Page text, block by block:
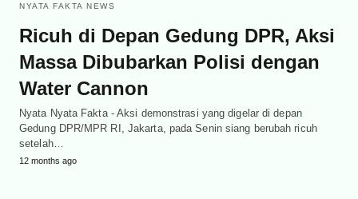
NYATA FAKTA NEWS
Ricuh di Depan Gedung DPR, Aksi
Massa Dibubarkan Polisi dengan
Water Cannon
Nyata Nyata Fakta - Aksi demonstrasi yang digelar di depan
Gedung DPR/MPR RI, Jakarta, pada Senin siang berubah ricuh
setelah…
12 months ago